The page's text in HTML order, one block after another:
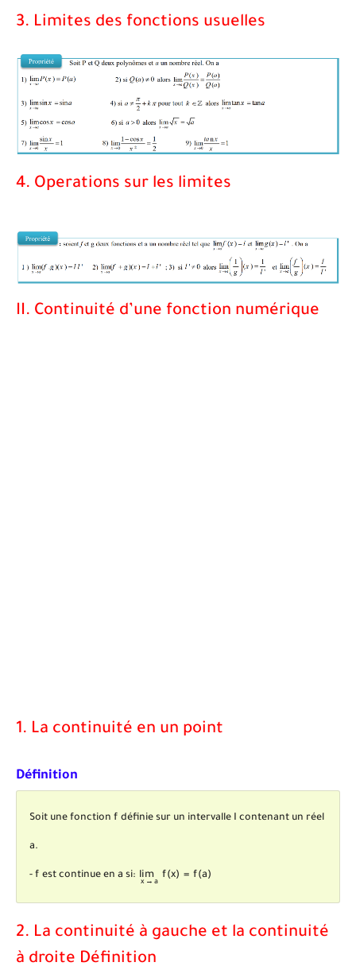
3. Limites des fonctions usuelles
4. Operations sur les limites
II. Continuité d’une fonction numérique
1. La continuité en un point
Définition
Soit une fonction f
f
définie sur un intervalle I contenant un réel
a
a.
- f
f
est continue en a
a si: lim
x → a
f(x) = f(a)
limx →af( =f( a )
2. La continuité à gauche et la continuité
à droite Définition